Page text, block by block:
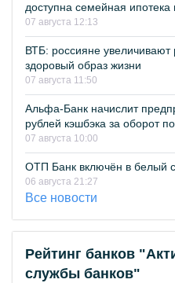
доступна семейная ипотека
07 августа 12:13
ВТБ: россияне увеличивают
здоровый образ жизни
07 августа 11:50
Альфа-Банк начислит
рублей кэшбэка за оборот
07 августа 10:00
ОТП Банк включён в белый
06 августа 21:27
Все новости
Рейтинг банков
службы банков"